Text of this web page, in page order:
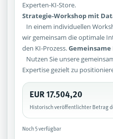
Experten-KI-Store.
Strategie-Workshop mit
In einem individuellen
wir gemeinsam die optimale
den KI-Prozess.
Nutzen Sie unsere
Expertise gezielt zu
EUR 17.504,20
Historisch veröffentlichter Betrag
Noch 5 verfügbar